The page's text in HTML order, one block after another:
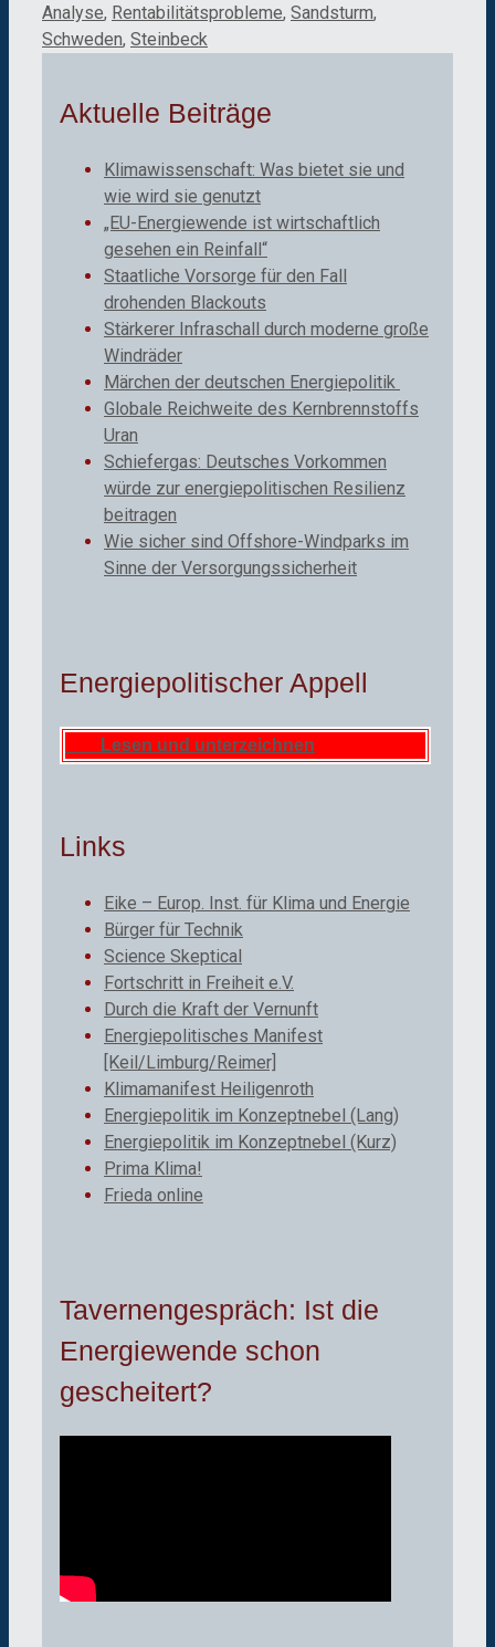
Analyse, Rentabilitätsprobleme, Sandsturm,
Schweden, Steinbeck
Aktuelle Beiträge
Klimawissenschaft: Was bietet sie und
wie wird sie genutzt
„EU-Energiewende ist wirtschaftlich
gesehen ein Reinfall“
Staatliche Vorsorge für den Fall
drohenden Blackouts
Stärkerer Infraschall durch moderne große
Windräder
Märchen der deutschen Energiepolitik
Globale Reichweite des Kernbrennstoffs
Uran
Schiefergas: Deutsches Vorkommen
würde zur energiepolitischen Resilienz
beitragen
Wie sicher sind Offshore-Windparks im
Sinne der Versorgungssicherheit
Energiepolitischer Appell
Lesen und unterzeichnen
Links
Eike – Europ. Inst. für Klima und Energie
Bürger für Technik
Science Skeptical
Fortschritt in Freiheit e.V.
Durch die Kraft der Vernunft
Energiepolitisches Manifest
[Keil/Limburg/Reimer]
Klimamanifest Heiligenroth
Energiepolitik im Konzeptnebel (Lang)
Energiepolitik im Konzeptnebel (Kurz)
Prima Klima!
Frieda online
Tavernengespräch: Ist die
Energiewende schon
gescheitert?